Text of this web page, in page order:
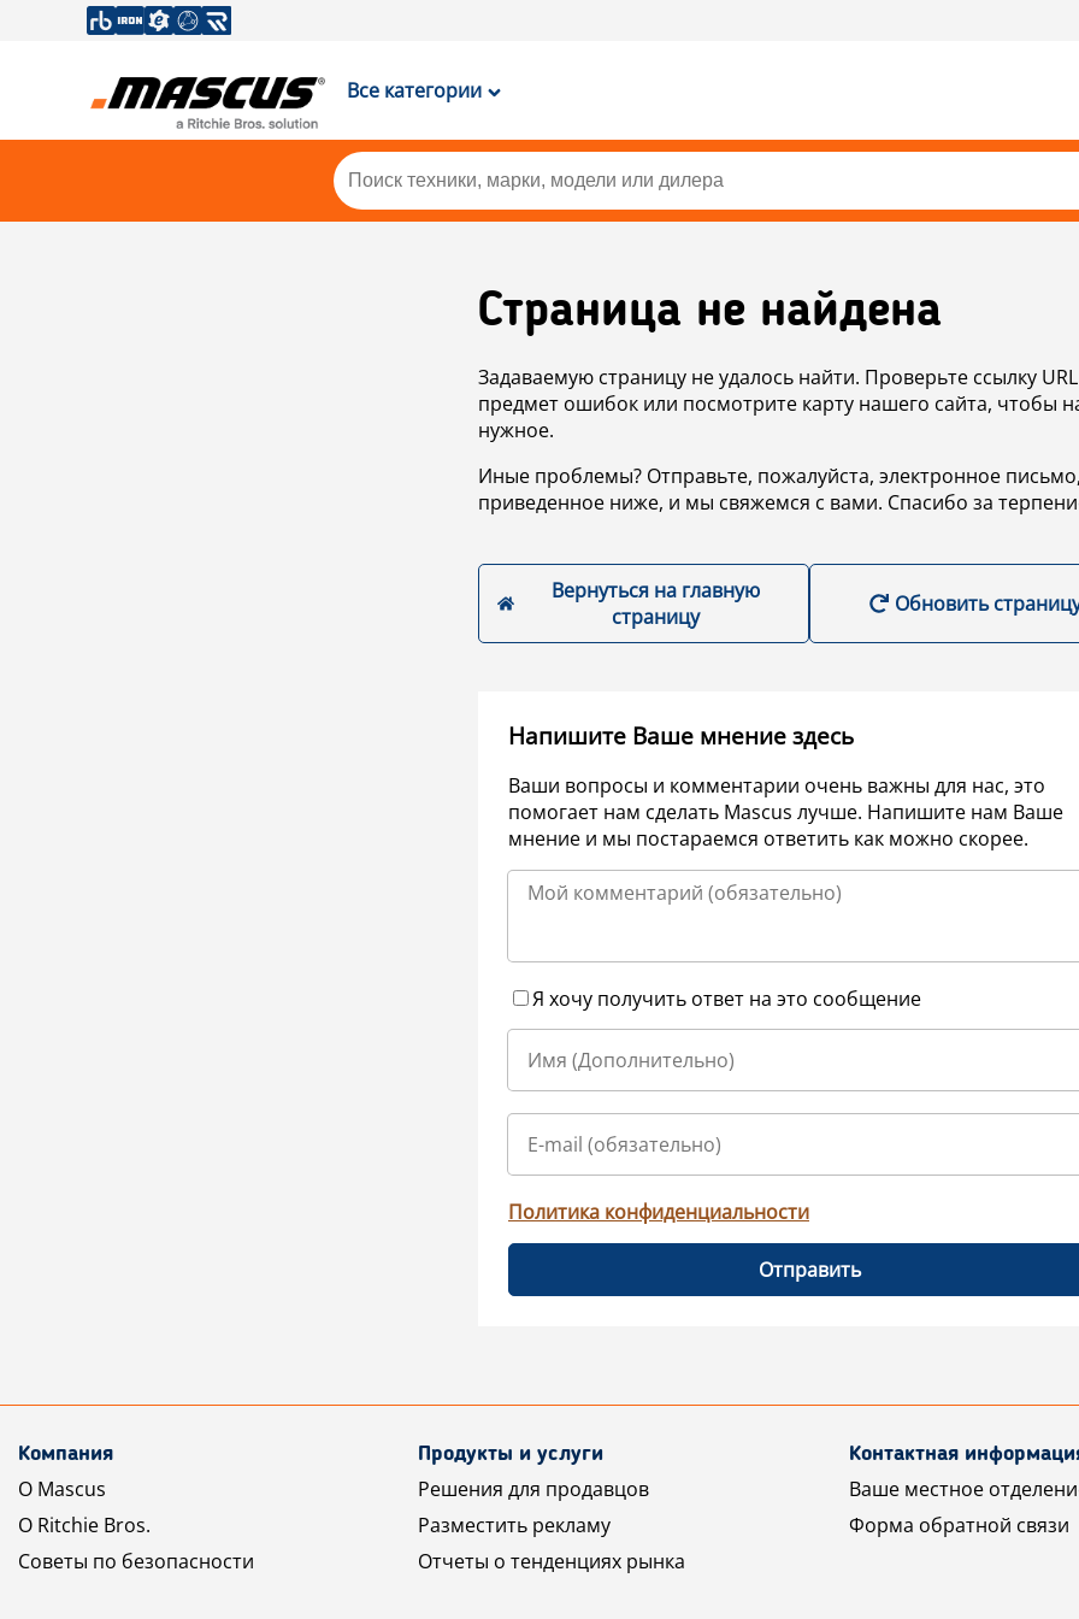
Все категории
Страница не найдена
Задаваемую страницу не удалось найти. Проверьте ссылку
предмет ошибок или посмотрите карту нашего сайта, чтобы
нужное.
Иные проблемы? Отправьте, пожалуйста, электронное
приведенное ниже, и мы свяжемся с вами. Спасибо за
Вернуться на главную
страницу
Обновить
Напишите Ваше мнение здесь
Ваши вопросы и комментарии очень важны для нас, это
помогает нам сделать Mascus лучше. Напишите нам Ваше
мнение и мы постараемся ответить как можно скорее.
Я хочу получить ответ на это сообщение
Политика конфиденциальности
Отправить
Компания
О Mascus
О Ritchie Bros.
Советы по безопасности
Продукты и услуги
Решения для продавцов
Разместить рекламу
Отчеты о тенденциях рынка
Контактная
Ваше местное
Форма обратной связи